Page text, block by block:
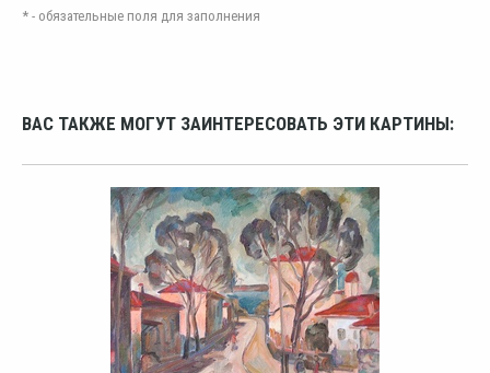
* - обязательные поля для заполнения
ВАС ТАКЖЕ МОГУТ ЗАИНТЕРЕСОВАТЬ ЭТИ КАРТИНЫ: